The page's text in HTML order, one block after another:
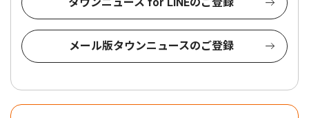
メール版タウンニュースのご登録